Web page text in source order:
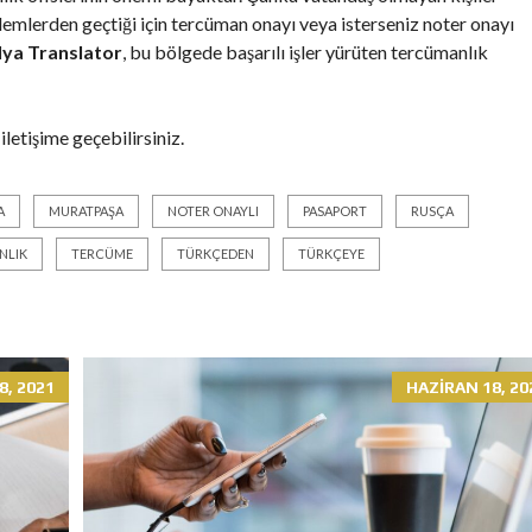
geçtiği için tercüman onayı veya isterseniz noter onayı
Translator, bu bölgede başarılı işler yürüten tercümanlık
geçebilirsiniz.
MURATPAŞA NOTER ONAYLI PASAPORT RUSÇA
TERCÜME TÜRKÇEDEN TÜRKÇEYE
2021 HAZIRAN 18,